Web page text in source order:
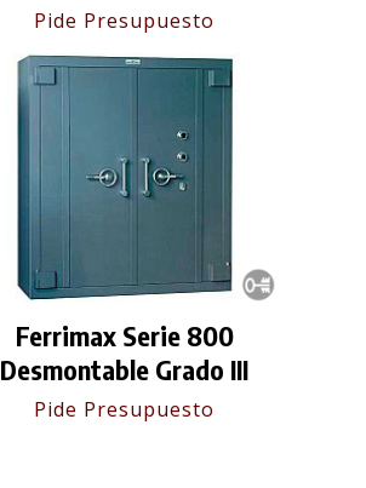
Pide Presupuesto
Ferrimax Serie 800
Desmontable Grado III
Pide Presupuesto